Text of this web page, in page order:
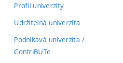
Profil univerzity
Udržitelná univerzita
Podnikavá univerzita /
ContriBUTe